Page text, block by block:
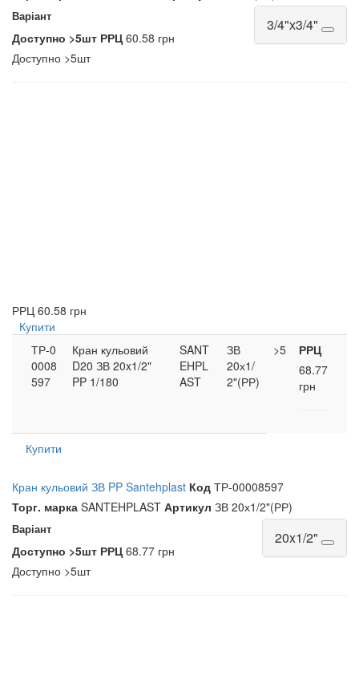
Варіант 3/4"х3/4"
Доступно >5шт РРЦ60.58 грн
Доступно >5шт
РРЦ 60.58 грн
Купити
ТР-0
0008
597
Кран кульовий
D20 ЗВ 20x1/2"
PP 1/180
SANT
EHPL
AST
ЗВ
20х1/
2"(РР)
>5
РРЦ
68.77
грн
Купити
Кран кульовий ЗВ PP Santehplast Код ТР-00008597
Торг. марка SANTEHPLAST Артикул ЗВ 20х1/2"(РР)
Варіант 20x1/2"
Доступно >5шт РРЦ68.77 грн
Доступно >5шт